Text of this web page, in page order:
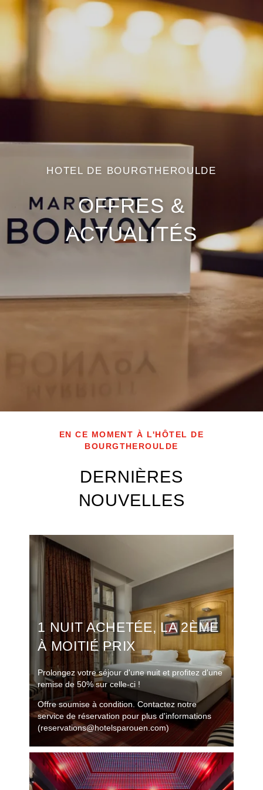
HOTEL DE BOURGTHEROULDE
OFFRES &
ACTUALITÉS
EN CE MOMENT À L'HÔTEL DE
BOURGTHEROULDE
DERNIÈRES
NOUVELLES
1 NUIT ACHETÉE, LA 2ÈME
À MOITIÉ PRIX
Prolongez votre séjour d'une nuit et profitez d'une
remise de 50% sur celle-ci !
Offre soumise à condition. Contactez notre
service de réservation pour plus d'informations
(reservations@hotelsparouen.com)